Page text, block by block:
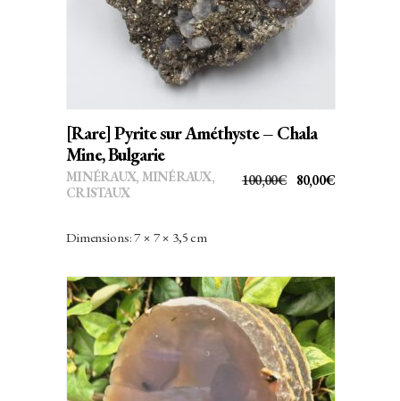
Calcédoine
Calcite
Carbure de Silicium
Céladonite
Célestine
Cérusite
Chlorite
Chrysocolle
Cinabre
Citrine
Corindon
[Rare] Pyrite sur Améthyste – Chala
Mine, Bulgarie
100,00€
LE
80,00€LE
MINÉRAUX, MINÉRAUX,
CRISTAUX
Dimensions: 7 × 7 × 3,5 cm